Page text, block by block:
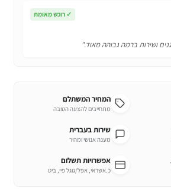
✓ רוכש מאומת
ושירות ברמה גבוהה מאוד."
המחיר המשתלם
מתחייבים להצעה הטובה
שירות בעברית
מענה אנושי ומהיר
אפשרויות תשלום
כ.אשראי, אפל/גוגל פיי, ביט